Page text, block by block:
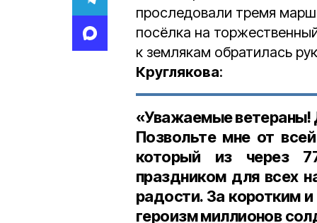
проследовали тремя
посёлка на
к землякам обратилась
Круглякова:
«Уважаемые ветераны!
Позвольте мне от
который из через
праздником для всех
радости. За коротким
героизм миллионов